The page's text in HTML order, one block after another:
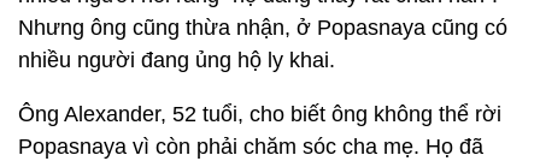
Nhưng ông cũng thừa nhận, ở Popasnaya cũng có
nhiều người đang ủng hộ ly khai.
Ông Alexander, 52 tuổi, cho biết ông không thể rời
Popasnaya vì còn phải chăm sóc cha mẹ. Họ đã